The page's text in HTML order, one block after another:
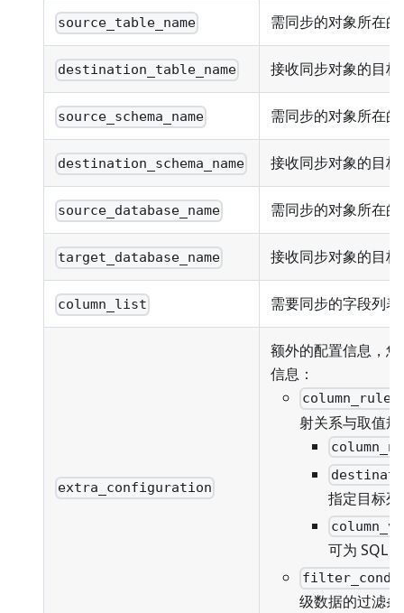
source_table_name 需同步的对象所在
destination_table_name 接收同步对象的目
source_schema_name 需同步的对象所在
destination_schema_name 接收同步对象的目
source_database_name 需同步的对象所在
target_database_name 接收同步对象的目
column_list 需要同步的字段列表
extra_configuration
额外的配置信息，
信息：
column_rules
射关系与取值
指定目标
可为 SQL
级数据的过滤